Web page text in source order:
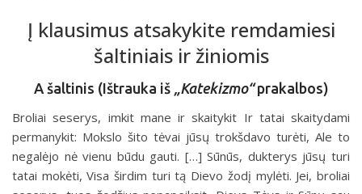
Į klausimus atsakykite remdamiesi
šaltiniais ir žiniomis
A šaltinis (Ištrauka iš „Katekizmo“prakalbos)
Broliai seserys, imkit mane ir skaitykit Ir tatai skaitydami
permanykit: Mokslo šito tėvai jūsų trokšdavo turėti, Ale to
negalėjo nė vienu būdu gauti. […] Sūnūs, dukterys jūsų turi
tatai mokėti, Visa širdim turi tą Dievo žodį mylėti. Jei, broliai